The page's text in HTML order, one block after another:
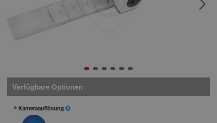
Verfügbare Optionen
Kameraauflösung